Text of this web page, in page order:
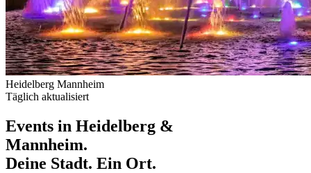
Heidelberg Mannheim
Täglich aktualisiert
Events in Heidelberg &
Mannheim.
Deine Stadt. Ein Ort.